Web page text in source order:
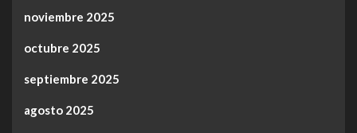
noviembre 2025
octubre 2025
septiembre 2025
agosto 2025